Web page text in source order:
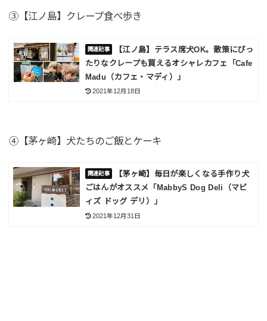
③【江ノ島】クレープ食べ歩き
【江ノ島】テラス席犬OK。散策にぴっ
たりなクレープも買えるオシャレカフェ「Cafe
Madu（カフェ・マディ）」
2021年12月18日
④【茅ヶ崎】犬たちのご飯とケーキ
【茅ヶ崎】毎日が楽しくなる手作り犬
ごはんがオススメ「MabbyS Dog Deli（マビ
ィズ ドッグ デリ）」
2021年12月31日